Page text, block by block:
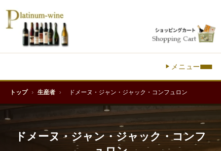
メニュー
トップ › 生産者 › ドメーヌ・ジャン・ジャック・コンフュロン
ドメーヌ・ジャン・ジャック・コンフ